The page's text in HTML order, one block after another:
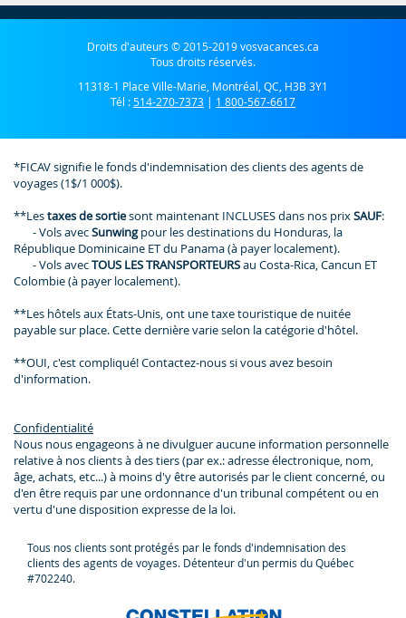
Droits d'auteurs © 2015-2019 vosvacances.ca
Tous droits réservés.
11318-1 Place Ville-Marie, Montréal, QC, H3B 3Y1
Tél :514-270-7373 | 1 800-567-6617
*FICAV signifie le fonds d'indemnisation des clients des agents de
voyages (1$/1 000$).
**Lestaxes de sortiesont maintenant INCLUSES dans nos prixSAUF:
- Vols avecSunwingpour les destinations du Honduras, la
République Dominicaine ET du Panama (à payer localement).
- Vols avecTOUS LES TRANSPORTEURSau Costa-Rica, Cancun ET
Colombie (à payer localement).
**Les hôtels aux États-Unis, ont une taxe touristique de nuitée
payable sur place. Cette dernière varie selon la catégorie d'hôtel.
**OUI, c'est compliqué! Contactez-nous si vous avez besoin
d'information.
Confidentialité
Nous nous engageons à ne divulguer aucune information personnelle
relative à nos clients à des tiers (par ex.: adresse électronique, nom,
âge, achats, etc...) à moins d'y être autorisés par le client concerné, ou
d'en être requis par une ordonnance d'un tribunal compétent ou en
vertu d'une disposition expresse de la loi.
Tous nos clients sont protégés par le fonds d'indemnisation des
clients des agents de voyages. Détenteur d'un permis du Québec
#702240.